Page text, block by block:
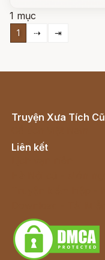
1 mục
1 ⇢ ⇥
Truyện Xưa Tích Cũ
Liên kết